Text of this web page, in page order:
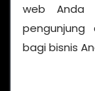
web Anda
pengunjung
bagi bisnis